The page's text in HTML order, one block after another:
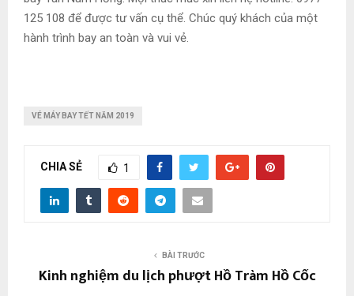
125 108 để được tư vấn cụ thể. Chúc quý khách của một
hành trình bay an toàn và vui vẻ.
VÉ MÁY BAY TẾT NĂM 2019
CHIA SẺ 1
BÀI TRƯỚC
Kinh nghiệm du lịch phượt Hồ Tràm Hồ Cốc